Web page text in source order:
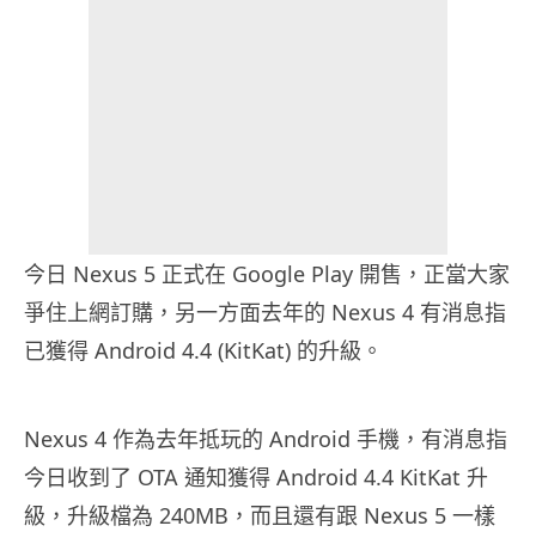
今日 Nexus 5 正式在 Google Play 開售，正當大家
爭住上網訂購，另一方面去年的 Nexus 4 有消息指
已獲得 Android 4.4 (KitKat) 的升級。
Nexus 4 作為去年抵玩的 Android 手機，有消息指
今日收到了 OTA 通知獲得 Android 4.4 KitKat 升
級，升級檔為 240MB，而且還有跟 Nexus 5 一樣